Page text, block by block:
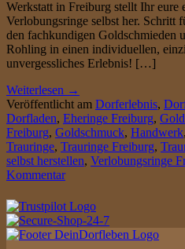
Werkstatt in Freiburg stellt Ihr eure
Verlobungsringe selbst her. Schritt
den fachkundigen Goldschmieden
Rohling in einen individuellen,
unvergessliches Erlebnis! […]
Weiterlesen →
Veröffentlicht am Dorferlebnis,
Dorfladen, Eheringe Freiburg,
Freiburg, Goldschmuck, Handwerk,
Trauringe, Trauringe Freiburg,
selbst herstellen, Verlobungsringe
Kommentar